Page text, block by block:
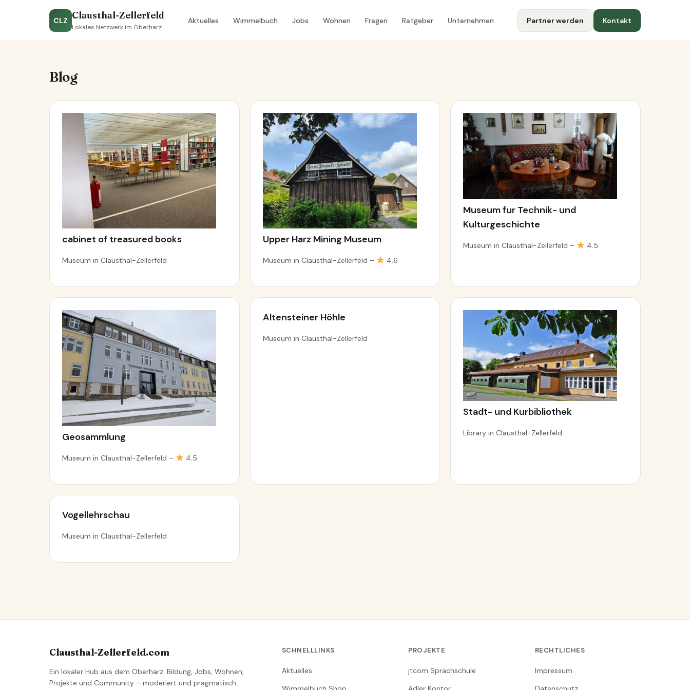
CLZ Clausthal-Zellerfeld
Lokales Netzwerk im Oberharz
Aktuelles Wimmelbuch Jobs Wohnen Fragen Ratgeber Unternehmen Partner werden Kontakt
Blog
cabinet of treasured books
Museum in Clausthal-Zellerfeld
Upper Harz Mining Museum
Museum in Clausthal-Zellerfeld – 4.6
Museum fur Technik- und
Kulturgeschichte
Museum in Clausthal-Zellerfeld – 4.5
Geosammlung
Museum in Clausthal-Zellerfeld – 4.5
Altensteiner Höhle
Museum in Clausthal-Zellerfeld
Stadt- und Kurbibliothek
Library in Clausthal-Zellerfeld
Vogellehrschau
Museum in Clausthal-Zellerfeld
Clausthal-Zellerfeld.com
Ein lokaler Hub aus dem Oberharz: Bildung, Jobs, Wohnen,
Projekte und Community – moderiert und pragmatisch.
SCHNELLLINKS
Aktuelles
PROJEKTE
jtcom Sprachschule
RECHTLICHES
Impressum